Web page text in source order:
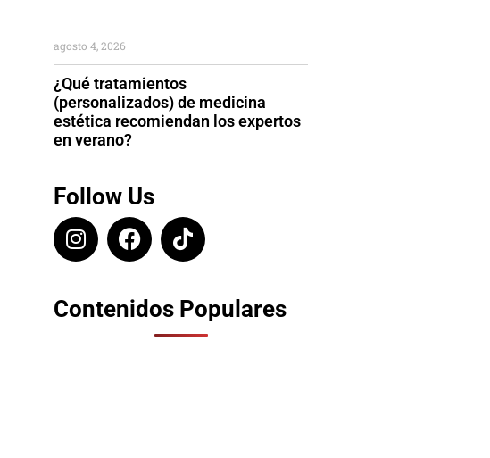
¿Qué tratamientos
(personalizados) de medicina
estética recomiendan los expertos
en verano?
agosto 4, 2026
Follow Us
Contenidos Populares